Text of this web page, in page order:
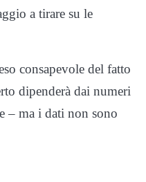
a tirare su le
consapevole del fatto
dipenderà dai numeri
– ma i dati non sono